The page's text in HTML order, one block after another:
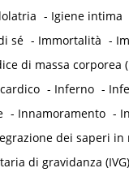
- Igiene intima
sé - Immortalità -
di massa corporea
- Inferno -
- Innamoramento -
dei saperi in
di gravidanza (IVG)